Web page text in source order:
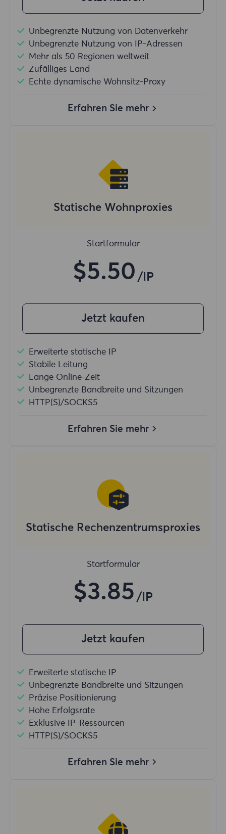
Unbegrenzte Nutzung von Datenverkehr
Unbegrenzte Nutzung von IP-Adressen
Mehr als 50 Regionen weltweit
Zufälliges Land
Echte dynamische Wohnsitz-Proxy
Erfahren Sie mehr
Statische Wohnproxies
Startformular
$5.50 /IP
Jetzt kaufen
Erweiterte statische IP
Stabile Leitung
Lange Online-Zeit
Unbegrenzte Bandbreite und Sitzungen
HTTP(S)/SOCKS5
Erfahren Sie mehr
Statische Rechenzentrumsproxies
Startformular
$3.85 /IP
Jetzt kaufen
Erweiterte statische IP
Unbegrenzte Bandbreite und Sitzungen
Präzise Positionierung
Hohe Erfolgsrate
Exklusive IP-Ressourcen
HTTP(S)/SOCKS5
Erfahren Sie mehr